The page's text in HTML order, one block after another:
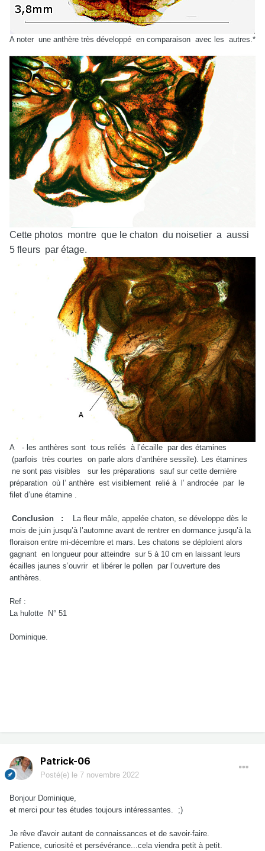
A noter une anthère très développé en comparaison avec les autres.*
Cette photos montre que le chaton du noisetier a aussi
5 fleurs par étage.
A - les anthères sont tous reliés à l’écaille par des étamines
(parfois très courtes on parle alors d’anthère sessile). Les étamines
ne sont pas visibles sur les préparations sauf sur cette dernière
préparation où l’ anthère est visiblement relié à l’ androcée par le
filet d’une étamine .
Conclusion : La fleur mâle, appelée chaton, se développe dès le
mois de juin jusqu’à l’automne avant de rentrer en dormance jusqu’à la
floraison entre mi-décembre et mars. Les chatons se déploient alors
gagnant en longueur pour atteindre sur 5 à 10 cm en laissant leurs
écailles jaunes s’ouvrir et libérer le pollen par l’ouverture des
anthères.
Ref :
La hulotte N° 51
Dominique.
Patrick-06
Posté(e) le 7 novembre 2022
Bonjour Dominique,
et merci pour tes études toujours intéressantes. ;)
Je rêve d'avoir autant de connaissances et de savoir-faire.
Patience, curiosité et persévérance...cela viendra petit à petit.